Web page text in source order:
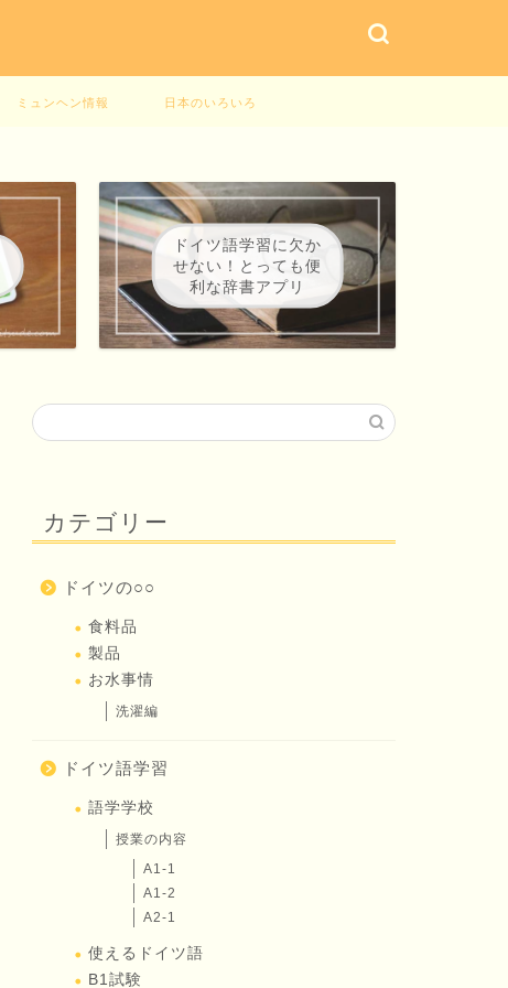
ミュンヘン情報 日本のいろいろ
ドイツ語学習に欠か
せない！とっても便
利な辞書アプリ
カテゴリー
ドイツの○○
食料品
製品
お水事情
洗濯編
ドイツ語学習
語学学校
授業の内容
A1-1
A1-2
A2-1
使えるドイツ語
B1試験